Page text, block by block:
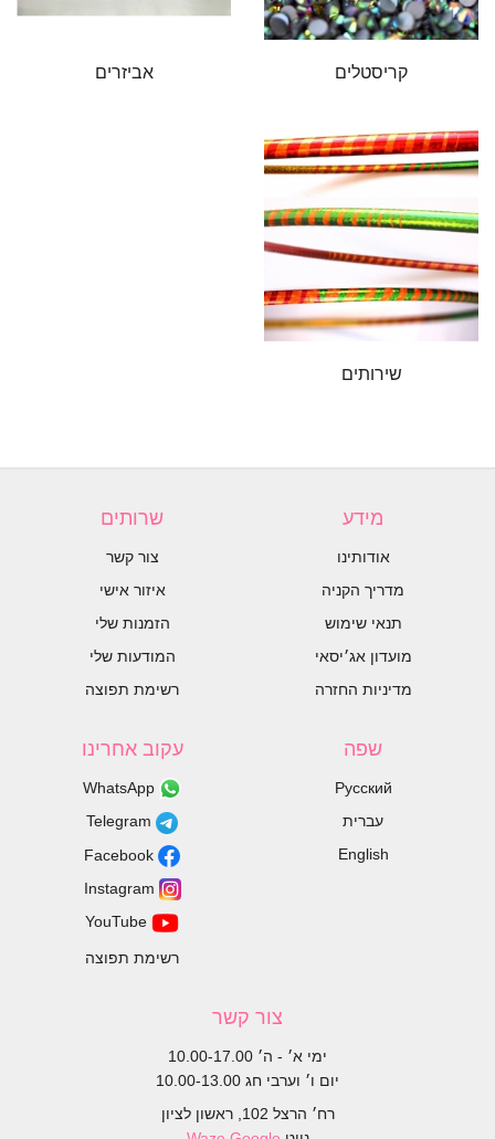
קריסטלים אביזרים
שירותים
מידע
אודותינו
מדריך הקניה
תנאי שימוש
מועדון אג׳יסאי
מדיניות החזרה
שרותים
צור קשר
איזור אישי
הזמנות שלי
המודעות שלי
רשימת תפוצה
שפה
Русский
עברית
English
עקוב אחרינו
רשימת תפוצה
צור קשר
ימי א׳ - ה׳ 10.00-17.00
יום ו׳ וערבי חג 10.00-13.00
רח׳ הרצל 102, ראשון לציון